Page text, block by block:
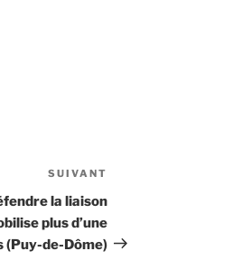
suivant
SUIVANT
la liaison
plus d’une
(Puy-de-Dôme)